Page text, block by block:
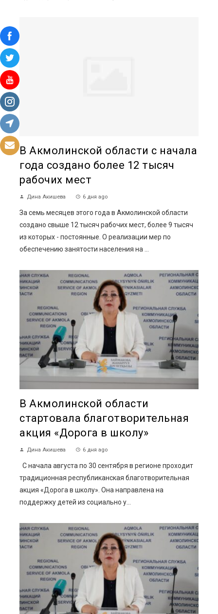
В Акмолинской области с начала
года создано более 12 тысяч
рабочих мест
Дина Акишева 6 дня ago
За семь месяцев этого года в Акмолинской области
создано свыше 12 тысяч рабочих мест, более 9 тысяч
из которых - постоянные. О реализации мер по
обеспечению занятости населения на ...
В Акмолинской области
стартовала благотворительная
акция «Дорога в школу»
Дина Акишева 6 дня ago
С начала августа по 30 сентября в регионе проходит
традиционная республиканская благотворительная
акция «Дорога в школу». Она направлена на
поддержку детей из социально у...